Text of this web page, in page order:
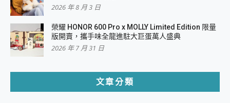
2026 年 8 月 3 日
榮耀 HONOR 600 Pro x MOLLY Limited Edition 限量
版開賣，攜手味全龍進駐大巨蛋萬人盛典
2026 年 7 月 31 日
文章分類